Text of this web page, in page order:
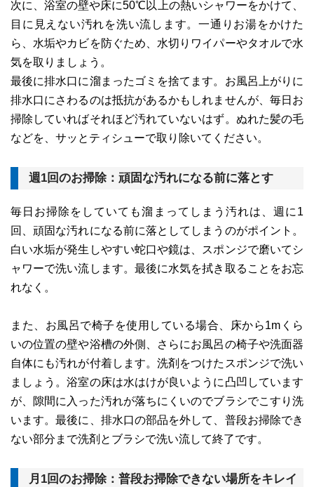
次に、浴室の壁や床に50℃以上の熱いシャワーをかけて、
目に見えない汚れを洗い流します。一通りお湯をかけた
ら、水垢やカビを防ぐため、水切りワイパーやタオルで水
気を取りましょう。
最後に排水口に溜まったゴミを捨てます。お風呂上がりに
排水口にさわるのは抵抗があるかもしれませんが、毎日お
掃除していればそれほど汚れていないはず。ぬれた髪の毛
などを、サッとティシューで取り除いてください。
週1回のお掃除：頑固な汚れになる前に落とす
毎日お掃除をしていても溜まってしまう汚れは、週に1
回、頑固な汚れになる前に落としてしまうのがポイント。
白い水垢が発生しやすい蛇口や鏡は、スポンジで磨いてシ
ャワーで洗い流します。最後に水気を拭き取ることをお忘
れなく。
また、お風呂で椅子を使用している場合、床から1mくら
いの位置の壁や浴槽の外側、さらにお風呂の椅子や洗面器
自体にも汚れが付着します。洗剤をつけたスポンジで洗い
ましょう。浴室の床は水はけが良いように凸凹しています
が、隙間に入った汚れが落ちにくいのでブラシでこすり洗
います。最後に、排水口の部品を外して、普段お掃除でき
ない部分まで洗剤とブラシで洗い流して終了です。
月1回のお掃除：普段お掃除できない場所をキレイ